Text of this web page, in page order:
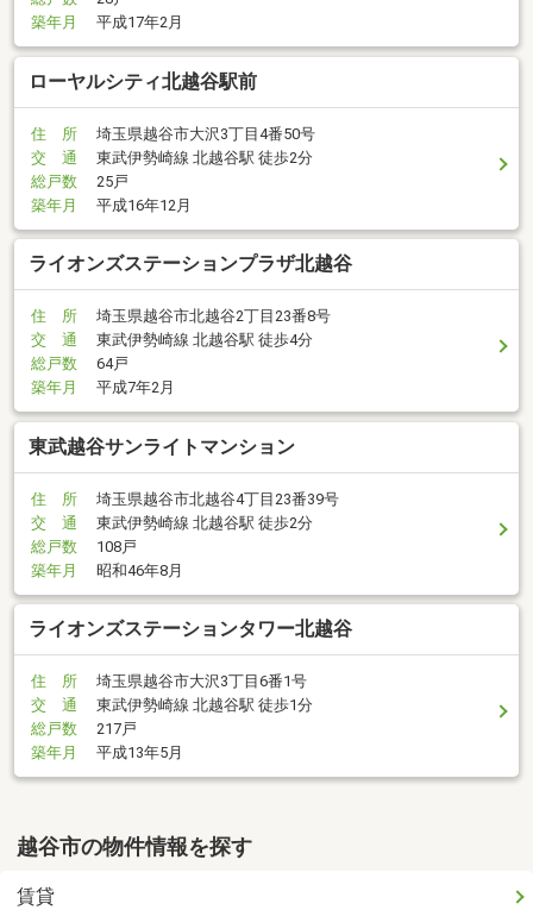
築年月
平成17年2月
ローヤルシティ北越谷駅前
住 所
埼玉県越谷市大沢3丁目4番50号
交 通
東武伊勢崎線 北越谷駅 徒歩2分
総戸数
25戸
築年月
平成16年12月
ライオンズステーションプラザ北越谷
住 所
埼玉県越谷市北越谷2丁目23番8号
交 通
東武伊勢崎線 北越谷駅 徒歩4分
総戸数
64戸
築年月
平成7年2月
東武越谷サンライトマンション
住 所
埼玉県越谷市北越谷4丁目23番39号
交 通
東武伊勢崎線 北越谷駅 徒歩2分
総戸数
108戸
築年月
昭和46年8月
ライオンズステーションタワー北越谷
住 所
埼玉県越谷市大沢3丁目6番1号
交 通
東武伊勢崎線 北越谷駅 徒歩1分
総戸数
217戸
築年月
平成13年5月
越谷市の物件情報を探す
賃貸